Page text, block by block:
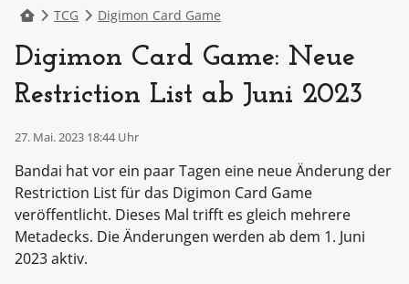
TCG Digimon Card Game
Digimon Card Game: Neue
Restriction List ab Juni 2023
27. Mai. 2023 18:44 Uhr
Bandai hat vor ein paar Tagen eine neue Änderung der
Restriction List für das Digimon Card Game
veröffentlicht. Dieses Mal trifft es gleich mehrere
Metadecks. Die Änderungen werden ab dem 1. Juni
2023 aktiv.